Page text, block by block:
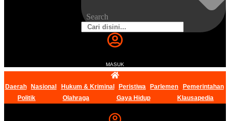
Search
MASUK
Daerah Nasional Hukum & Kriminal Peristiwa Parlemen
Pemerintahan
Politik
Olahraga Gaya Hidup Klausapedia